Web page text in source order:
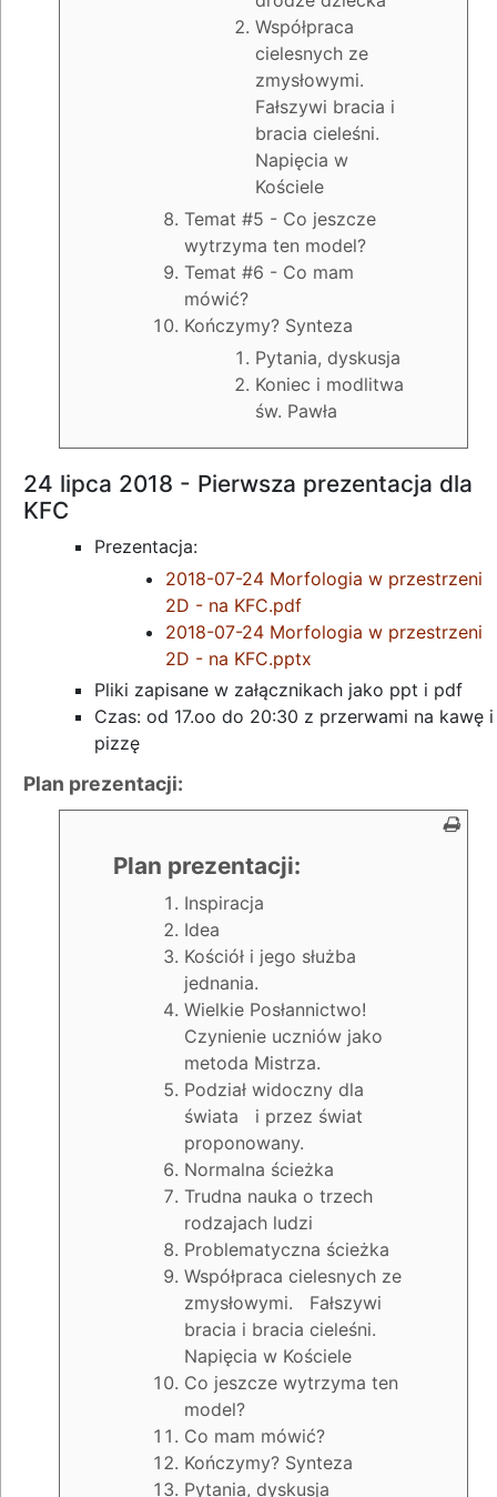
Współpraca
cielesnych ze
zmysłowymi.
Fałszywi bracia i
bracia cieleśni.
Napięcia w
Kościele
Temat #5 - Co jeszcze
wytrzyma ten model?
Temat #6 - Co mam
mówić?
Kończymy? Synteza
Pytania, dyskusja
Koniec i modlitwa
św. Pawła
24 lipca 2018 - Pierwsza prezentacja dla
KFC
Prezentacja:
2018-07-24 Morfologia w przestrzeni
2D - na KFC.pdf
2018-07-24 Morfologia w przestrzeni
2D - na KFC.pptx
Pliki zapisane w załącznikach jako ppt i pdf
Czas: od 17.oo do 20:30 z przerwami na kawę i
pizzę
Plan prezentacji:
Plan prezentacji:
Inspiracja
Idea
Kościół i jego służba
jednania.
Wielkie Posłannictwo!
Czynienie uczniów jako
metoda Mistrza.
Podział widoczny dla
świata i przez świat
proponowany.
Normalna ścieżka
Trudna nauka o trzech
rodzajach ludzi
Problematyczna ścieżka
Współpraca cielesnych ze
zmysłowymi. Fałszywi
bracia i bracia cieleśni.
Napięcia w Kościele
Co jeszcze wytrzyma ten
model?
Co mam mówić?
Kończymy? Synteza
Pytania, dyskusja